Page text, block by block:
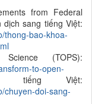
from Federal
dịch sang tiếng Việt:
thong-bao-khoa-
(TOPS):
to-open-
Việt:
chuyen-doi-sang-